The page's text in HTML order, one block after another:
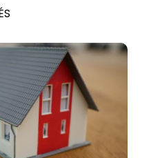
EN
CRÉDIT
IMMOBILIER
À
MÉTABIEF